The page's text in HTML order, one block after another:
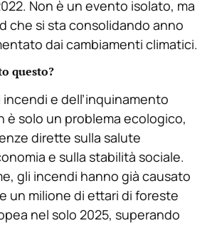
Non è un evento isolato, ma
che si sta consolidando anno
dai cambiamenti climatici.
questo?
incendi e dell’inquinamento
è solo un problema ecologico,
dirette sulla salute
e sulla stabilità sociale.
gli incendi hanno già causato
un milione di ettari di foreste
nel solo 2025, superando